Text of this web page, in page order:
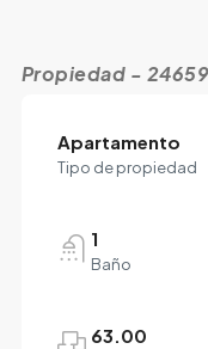
Propiedad - 24659
Apartamento
Tipo de propiedad
1
Baño
63.00